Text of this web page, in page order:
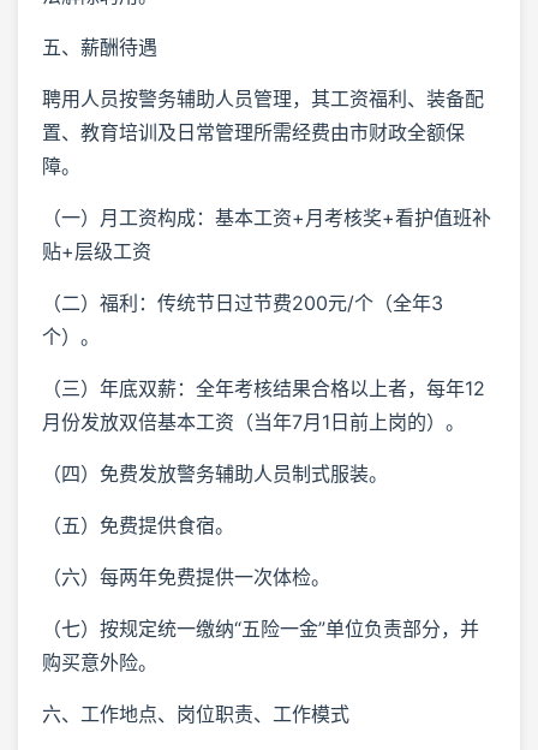
五、薪酬待遇
聘用人员按警务辅助人员管理，其工资福利、装备配
置、教育培训及日常管理所需经费由市财政全额保
障。
（一）月工资构成：基本工资+月考核奖+看护值班补
贴+层级工资
（二）福利：传统节日过节费200元/个（全年3
个）。
（三）年底双薪：全年考核结果合格以上者，每年12
月份发放双倍基本工资（当年7月1日前上岗的）。
（四）免费发放警务辅助人员制式服装。
（五）免费提供食宿。
（六）每两年免费提供一次体检。
（七）按规定统一缴纳“五险一金”单位负责部分，并
购买意外险。
六、工作地点、岗位职责、工作模式